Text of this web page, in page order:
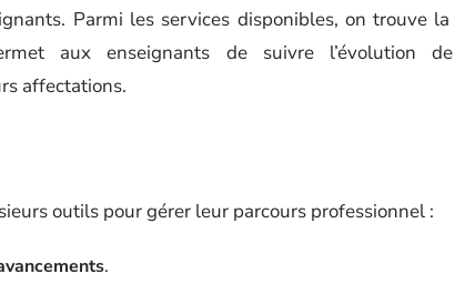
Parmi les services disponibles, on trouve
aux enseignants de suivre l’évolution
affectations.
outils pour gérer leur parcours professionnel :
.